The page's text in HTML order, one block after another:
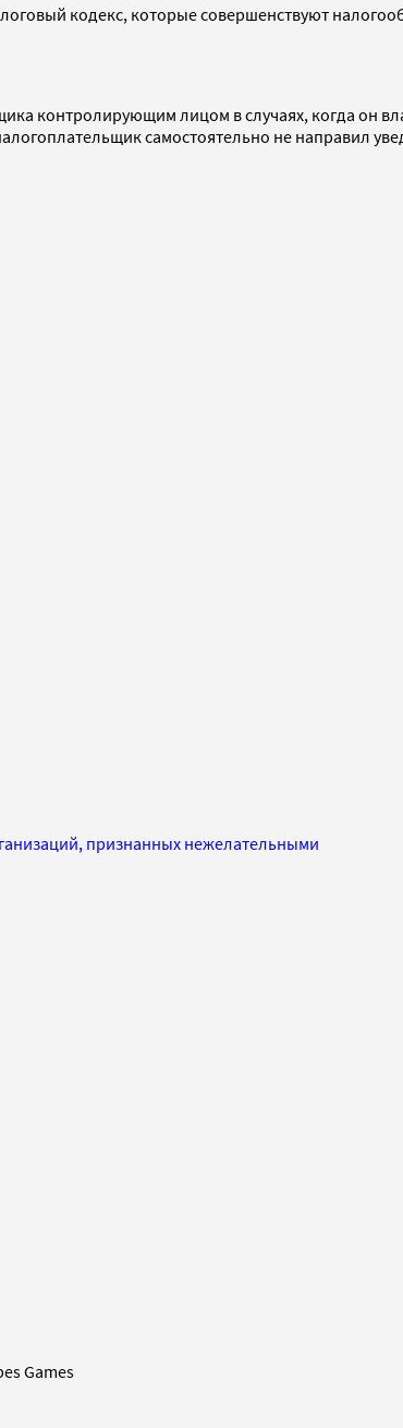
кодекс, которые совершенствуют
контролирующим лицом в случаях, когда он
самостоятельно не направил
признанных нежелательными
Games